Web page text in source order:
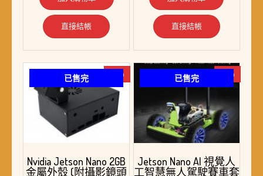
直接結帳 直接結帳
已售完 -6%
Nvidia Jetson Nano 2GB
金屬外殼 (附攝影鏡頭
已售完 -5%
Jetson Nano AI 視覺人
工智慧無人駕駛賽車套